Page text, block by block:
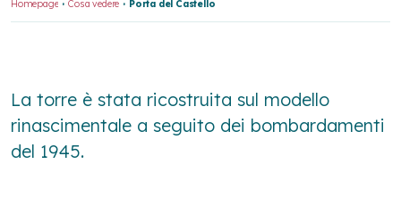
Homepage Cosa vedere Porta del Castello
La torre è stata ricostruita sul modello
rinascimentale a seguito dei bombardamenti
del 1945.